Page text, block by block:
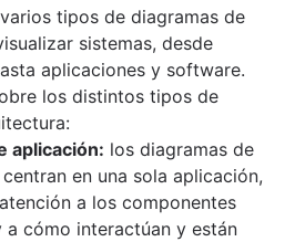
tipos de diagramas de
sistemas, desde
aplicaciones y software.
los distintos tipos de
aplicación: los diagramas de
en una sola aplicación,
a los componentes
a cómo interactúan y están